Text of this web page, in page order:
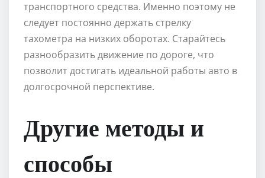
транспортного средства. Именно поэтому не
следует постоянно держать стрелку
тахометра на низких оборотах. Старайтесь
разнообразить движение по дороге, что
позволит достигать идеальной работы авто в
долгосрочной перспективе.
Другие методы и
способы